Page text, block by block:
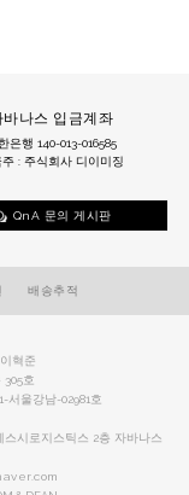
바나스 입금계좌
은행 140-013-016585
주 : 주식회사 디이미징
QnA 문의 게시판
배송추적
혁준
305호
서울강남-02981호
스시로지스틱스 2층 자바나스